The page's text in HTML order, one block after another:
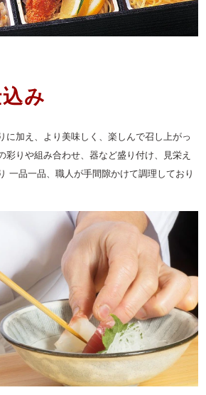
み
に加え、より美味しく、楽しんで召し上がっ
彩りや組み合わせ、器など盛り付け、見栄え
一品一品、職人が手間隙かけて調理しており